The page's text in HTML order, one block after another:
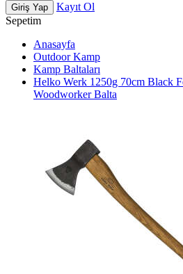
Giriş Yap
Kayıt Ol
Sepetim
Anasayfa
Outdoor Kamp
Kamp Baltaları
Helko Werk 1250g 70cm Black
Woodworker Balta